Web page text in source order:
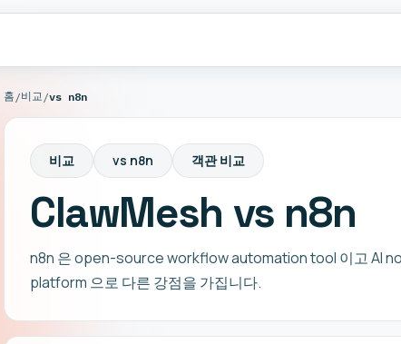
홈 /비교 /vs n8n
비교 vs n8n 객관 비교
ClawMesh vs n8n
n8n 은 open-source workflow automation tool 이고 AI
platform 으로 다른 강점을 가집니다.